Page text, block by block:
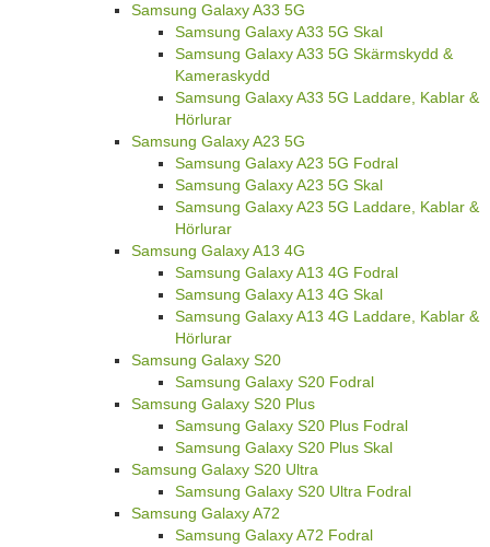
Samsung Galaxy A33 5G
Samsung Galaxy A33 5G Skal
Samsung Galaxy A33 5G Skärmskydd &
Kameraskydd
Samsung Galaxy A33 5G Laddare, Kablar &
Hörlurar
Samsung Galaxy A23 5G
Samsung Galaxy A23 5G Fodral
Samsung Galaxy A23 5G Skal
Samsung Galaxy A23 5G Laddare, Kablar &
Hörlurar
Samsung Galaxy A13 4G
Samsung Galaxy A13 4G Fodral
Samsung Galaxy A13 4G Skal
Samsung Galaxy A13 4G Laddare, Kablar &
Hörlurar
Samsung Galaxy S20
Samsung Galaxy S20 Fodral
Samsung Galaxy S20 Plus
Samsung Galaxy S20 Plus Fodral
Samsung Galaxy S20 Plus Skal
Samsung Galaxy S20 Ultra
Samsung Galaxy S20 Ultra Fodral
Samsung Galaxy A72
Samsung Galaxy A72 Fodral